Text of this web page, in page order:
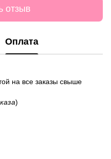
отзыв
Оплата
на все заказы свыше
)